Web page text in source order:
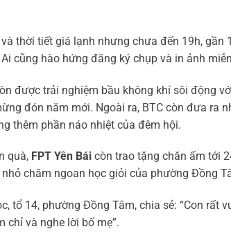
thời tiết giá lạnh nhưng chưa đến 19h, gần
cũng hào hứng đăng ký chụp và in ảnh
được trải nghiệm bầu không khí sôi động
đón năm mới. Ngoài ra, BTC còn đưa ra
thêm phần náo nhiệt của đêm hội.
quà, FPT Yên Bái còn trao tặng chăn ấm tới
chăm ngoan học giỏi của phường Đồng
tổ 14, phường Đồng Tâm, chia sẻ: “Con rất
chỉ và nghe lời bố mẹ”.